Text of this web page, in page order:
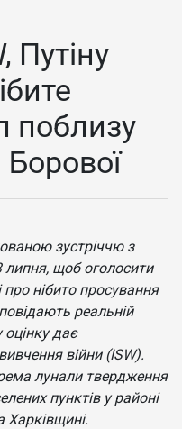
Путіну
поблизу
зустріччю з
щоб оголосити
про нібито просування
реальній
оцінку дає
війни (ISW).
лунали твердження
пунктів у районі
Харківщині.